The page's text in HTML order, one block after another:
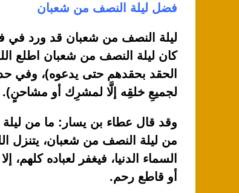
c
e
b
o
o
k
at
s
A
p
p
فضل ليلة النصف من شعبان
ليلة النصف من شعبان قد ورد في
كان ليلة النصف من شعبان اطلع
الحقد بحقدهم حتى يدعوه)، وفي
لجميعِ خلقِه إلَّا لمشرِك أو مشاحنٍ).
وقد قال عطاء بن يسار: ما من ليلة
من ليلة النصف من شعبان، يتنزل
السماء الدنيا، فيغفر لعباده
أو قاطع رحم.